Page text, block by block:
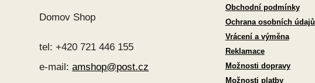
Domov Shop
tel: +420 721 446 155
e-mail:amshop@post.cz
Obchodní podmínky
Ochrana osobních údajů
Vrácení a výměna
Reklamace
Možnosti dopravy
Možnosti platby